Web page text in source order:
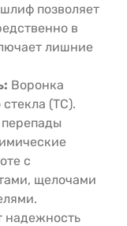
позволяет
в
лишние
Воронка
(ТС).
с
щелочами
надежность